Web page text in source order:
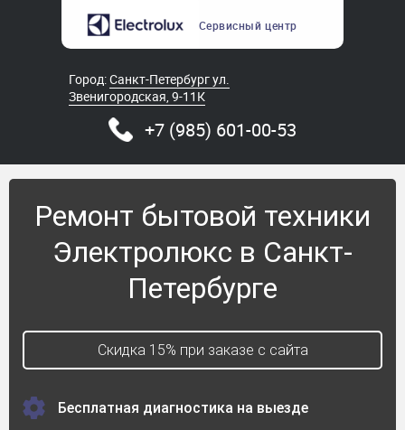
Сервисный центр
Город:Санкт-Петербург ул.
Звенигородская, 9-11К
+7 (985) 601-00-53
Ремонт бытовой техники
Электролюкс в Санкт-
Петербурге
Скидка 15% при заказе с сайта
Бесплатная диагностика на выезде